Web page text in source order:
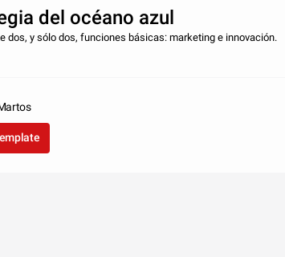
del océano azul
dos, y sólo dos, funciones básicas: marketing e